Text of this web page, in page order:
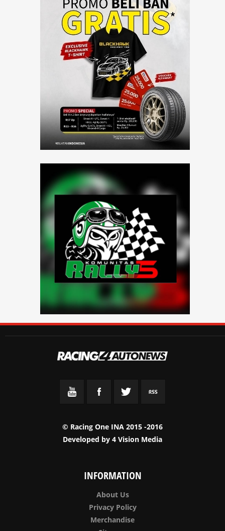
© Racing One INA 2015 -2016
Developed by 4 Vision Media
INFORMATION
About Us
Privacy Policy
Merchandise